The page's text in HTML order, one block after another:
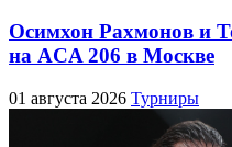
Осимхон Рахмонов и
на ACA 206 в Москве
01 августа 2026 Турниры